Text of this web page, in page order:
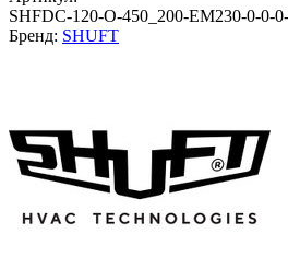
SHFDC-120-O-450_200-EM230-0-0-
Бренд: SHUFT